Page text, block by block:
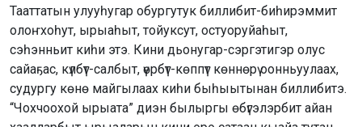
Тааттатын улууһугар обургутук биллибит-биһирэммит
олоҥхоһут, ырыаһыт, тойуксут, остуоруйаһыт,
сэһэнньит киһи этэ. Кини дьонугар-сэргэтигэр олус
сайаҕас, күлбүт-салбыт, үөрбүт-көппүт көннөрү оонньуулаах,
судургу көнө майгылаах киһи быһыытынан биллибитэ.
“Чохчоохой ырыата” диэн былыргы өбүгэлэрбит айан